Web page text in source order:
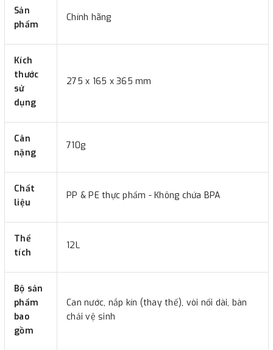
Sản
phẩm
Chính hãng
Kích
thước
sử
dụng
275 x 165 x 365 mm
Cân
nặng
710g
Chất
liệu
PP & PE thực phẩm - Không chứa BPA
Thể
tích
12L
Bộ sản
phẩm
bao
gồm
Can nước, nắp kín (thay thế), vòi nối dài, bàn
chải vệ sinh